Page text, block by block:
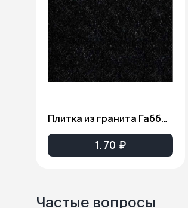
Плитка из гранита Габбро-Диабаз(Карельский гранит), толщина 2см. ПГ81
1.70 ₽
Частые вопросы